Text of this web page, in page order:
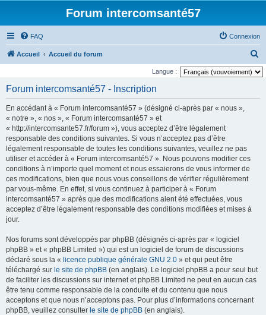
Forum intercomsanté57
FAQ Connexion
Accueil Accueil du forum
e
Langue :
Forum intercomsanté57 - Inscription
En accédant à « Forum intercomsanté57 » (désigné ci-après par « nous »,
« notre », « nos », « Forum intercomsanté57 » et
« http://intercomsante57.fr/forum »), vous acceptez d’être légalement
responsable des conditions suivantes. Si vous n’acceptez pas d’être
légalement responsable de toutes les conditions suivantes, veuillez ne pas
utiliser et accéder à « Forum intercomsanté57 ». Nous pouvons modifier ces
conditions à n’importe quel moment et nous essaierons de vous informer de
ces modifications, bien que nous vous conseillons de vérifier régulièrement
par vous-même. En effet, si vous continuez à participer à « Forum
intercomsanté57 » après que des modifications aient été effectuées, vous
acceptez d’être légalement responsable des conditions modifiées et mises à
jour.
Nos forums sont développés par phpBB (désignés ci-après par « logiciel
phpBB » et « phpBB Limited ») qui est un logiciel de forum de discussions
déclaré sous la « licence publique générale GNU 2.0 » et qui peut être
téléchargé sur le site de phpBB (en anglais). Le logiciel phpBB a pour seul but
de faciliter les discussions sur internet et phpBB Limited ne peut en aucun cas
être tenu comme responsable de la conduite et du contenu que nous
acceptons et que nous n’acceptons pas. Pour plus d’informations concernant
phpBB, veuillez consulter le site de phpBB (en anglais).